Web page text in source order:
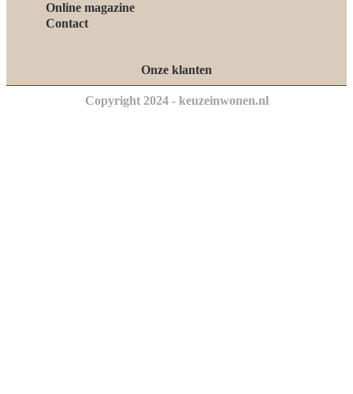
Online magazine
Contact
Onze klanten
Copyright 2024 - keuzeinwonen.nl